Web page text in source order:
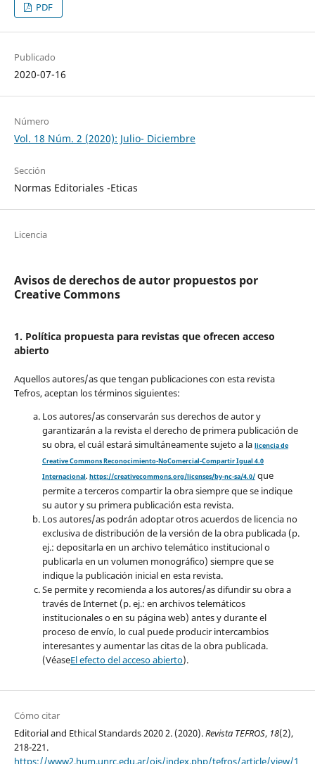
PDF
Publicado
2020-07-16
Número
Vol. 18 Núm. 2 (2020): Julio- Diciembre
Sección
Normas Editoriales -Eticas
Licencia
Avisos de derechos de autor propuestos por
Creative Commons
1. Política propuesta para revistas que ofrecen acceso
abierto
Aquellos autores/as que tengan publicaciones con esta revista
Tefros, aceptan los términos siguientes:
Los autores/as conservarán sus derechos de autor y
garantizarán a la revista el derecho de primera publicación de
su obra, el cuál estará simultáneamente sujeto a la licencia de
Creative Commons Reconocimiento-NoComercial-Compartir Igual 4.0
Internacional. https://creativecommons.org/licenses/by-nc-sa/4.0/que
permite a terceros compartir la obra siempre que se indique
su autor y su primera publicación esta revista.
Los autores/as podrán adoptar otros acuerdos de licencia no
exclusiva de distribución de la versión de la obra publicada (p.
ej.: depositarla en un archivo telemático institucional o
publicarla en un volumen monográfico) siempre que se
indique la publicación inicial en esta revista.
Se permite y recomienda a los autores/as difundir su obra a
través de Internet (p. ej.: en archivos telemáticos
institucionales o en su página web) antes y durante el
proceso de envío, lo cual puede producir intercambios
interesantes y aumentar las citas de la obra publicada.
(VéaseEl efecto del acceso abierto).
Cómo citar
Editorial and Ethical Standards 2020 2. (2020).Revista TEFROS, 18(2),
218-221.